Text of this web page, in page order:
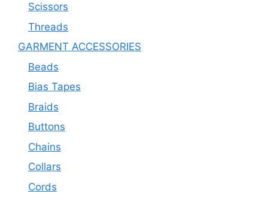
Scissors
Threads
GARMENT ACCESSORIES
Beads
Bias Tapes
Braids
Buttons
Chains
Collars
Cords